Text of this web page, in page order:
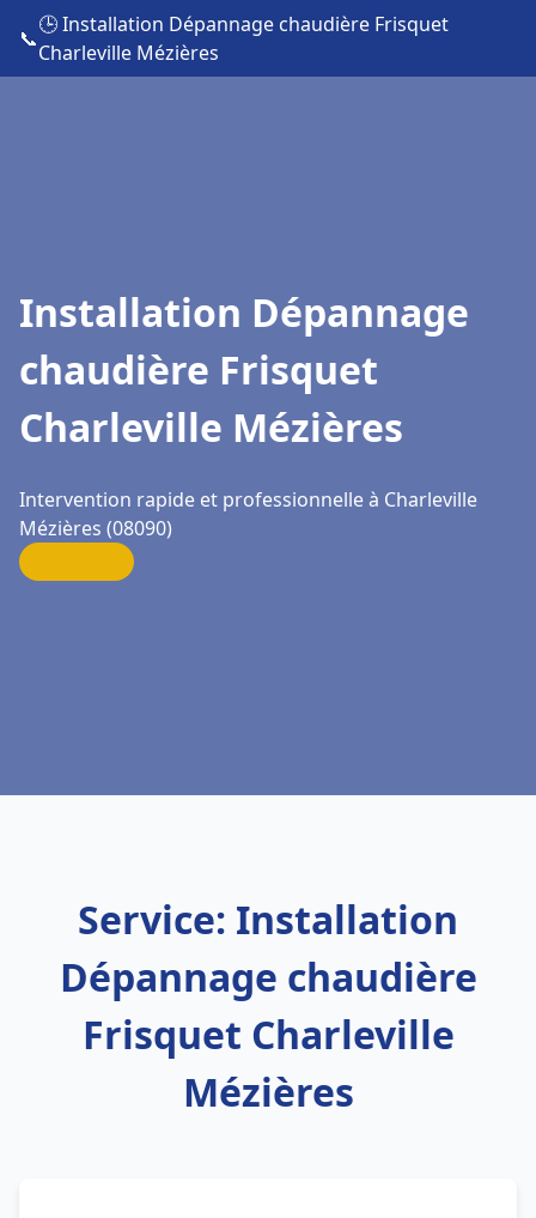
📞
🕒 Installation Dépannage chaudière Frisquet
Charleville Mézières
Installation Dépannage
chaudière Frisquet
Charleville Mézières
Intervention rapide et professionnelle à Charleville
Mézières (08090)
Service: Installation
Dépannage chaudière
Frisquet Charleville
Mézières